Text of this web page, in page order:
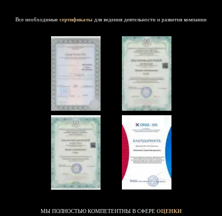
Все необходимые сертификаты для ведения деятельности и развития компании
МЫ ПОЛНОСТЬЮ КОМПЕТЕНТНЫ В СФЕРЕ ОЦЕНКИ